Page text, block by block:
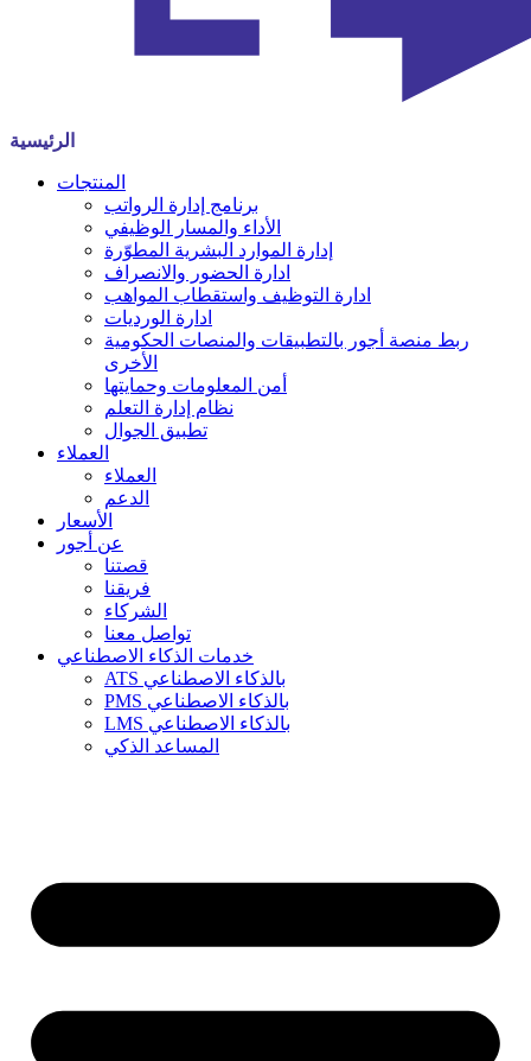
الرئيسية
المنتجات
برنامج إدارة الرواتب
الأداء والمسار الوظيفي
إدارة الموارد البشرية المطوّرة
ادارة الحضور والانصراف
ادارة التوظيف واستقطاب المواهب
ادارة الورديات
ربط منصة أجور بالتطبيقات والمنصات الحكومية
الأخرى
أمن المعلومات وحمايتها
نظام إدارة التعلم
تطبيق الجوال
العملاء
العملاء
الدعم
الأسعار
عن أجور
قصتنا
فريقنا
الشركاء
تواصل معنا
خدمات الذكاء الاصطناعي
ATS بالذكاء الاصطناعي
PMS بالذكاء الاصطناعي
LMS بالذكاء الاصطناعي
المساعد الذكي